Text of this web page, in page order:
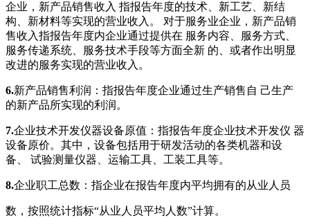
企业，新产品销售收入 指报告年度的技术、新工艺、新结
构、新材料等实现的营业收入。 对于服务业企业，新产品销
售收入指报告年度内企业通过提供在 服务内容、服务方式、
服务传递系统、服务技术手段等方面全新 的、或者作出明显
改进的服务实现的营业收入。
6.新产品销售利润：指报告年度企业通过生产销售自 己生产
的新产品所实现的利润。
7.企业技术开发仪器设备原值：指报告年度企业技术开发仪 器
设备原价。其中，设备包括用于研发活动的各类机器和设
备、 试验测量仪器、运输工具、工装工具等。
8.企业职工总数：指企业在报告年度内平均拥有的从业人员
数，按照统计指标“从业人员平均人数”计算。